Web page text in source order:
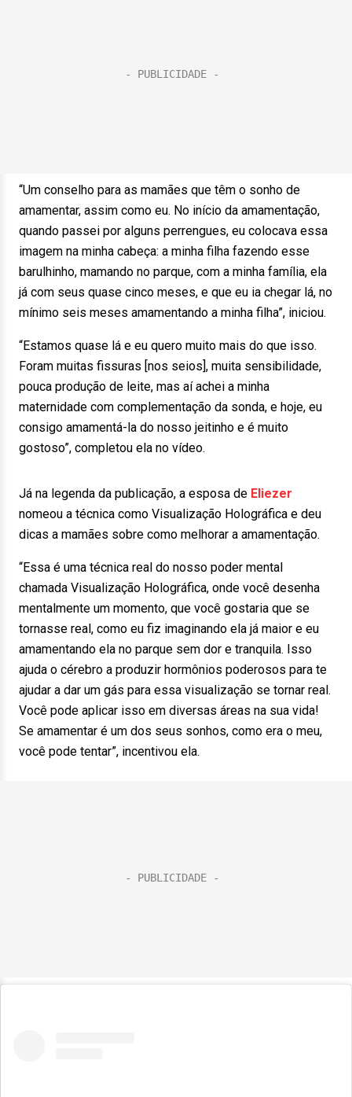
“Um conselho para as mamães que têm o sonho de
amamentar, assim como eu. No início da amamentação,
quando passei por alguns perrengues, eu colocava essa
imagem na minha cabeça: a minha filha fazendo esse
barulhinho, mamando no parque, com a minha família, ela
já com seus quase cinco meses, e que eu ia chegar lá, no
mínimo seis meses amamentando a minha filha”, iniciou.
“Estamos quase lá e eu quero muito mais do que isso.
Foram muitas fissuras [nos seios], muita sensibilidade,
pouca produção de leite, mas aí achei a minha
maternidade com complementação da sonda, e hoje, eu
consigo amamentá-la do nosso jeitinho e é muito
gostoso”, completou ela no vídeo.
Já na legenda da publicação, a esposa de Eliezer
nomeou a técnica como Visualização Holográfica e deu
dicas a mamães sobre como melhorar a amamentação.
“Essa é uma técnica real do nosso poder mental
chamada Visualização Holográfica, onde você desenha
mentalmente um momento, que você gostaria que se
tornasse real, como eu fiz imaginando ela já maior e eu
amamentando ela no parque sem dor e tranquila. Isso
ajuda o cérebro a produzir hormônios poderosos para te
ajudar a dar um gás para essa visualização se tornar real.
Você pode aplicar isso em diversas áreas na sua vida!
Se amamentar é um dos seus sonhos, como era o meu,
você pode tentar”, incentivou ela.